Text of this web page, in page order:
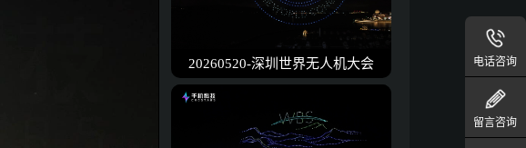
电话咨询
留言咨询
20260520-深圳世界无人机大会